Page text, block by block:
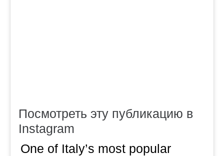
Посмотреть эту публикацию в
Instagram
One of Italy’s most popular